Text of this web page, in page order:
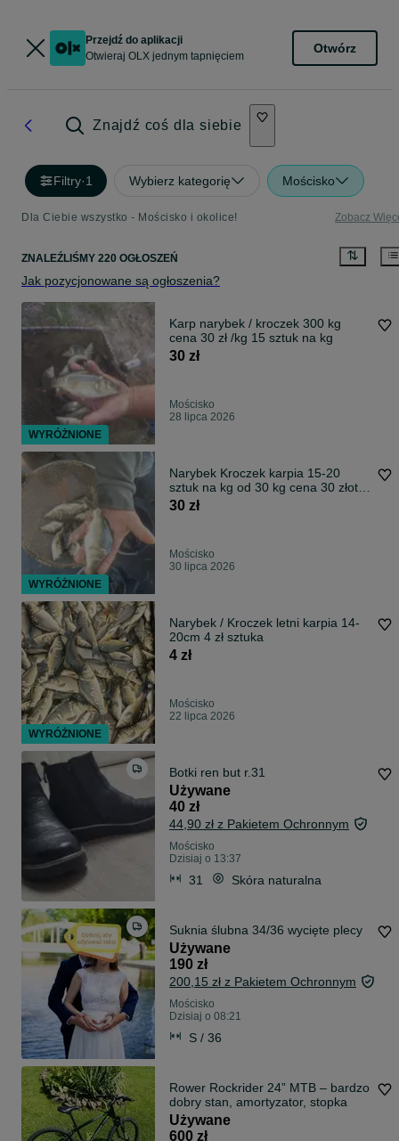
Przejdź do aplikacji
Otwieraj OLX jednym tapnięciem
Otwórz
Znajdź coś dla siebie
Filtry·1 Wybierz kategorię Mościsko
Dla Ciebie wszystko - Mościsko i okolice! Zobacz
ZNALEŹLIŚMY 220 OGŁOSZEŃ
Jak pozycjonowane są ogłoszenia?
Karp narybek / kroczek 300 kg
cena 30 zł /kg 15 sztuk na kg
30 zł
Mościsko
28 lipca 2026
Narybek Kroczek karpia 15-20
sztuk na kg od 30 kg cena 30 złoty
kg
30 zł
Mościsko
30 lipca 2026
Narybek / Kroczek letni karpia 14-
20cm 4 zł sztuka
4 zł
Mościsko
22 lipca 2026
Botki ren but r.31
Używane
40 zł
44,90 zł z Pakietem Ochronnym
Mościsko
Dzisiaj o 13:37
31 Skóra naturalna
Suknia ślubna 34/36 wycięte plecy
Używane
190 zł
200,15 zł z Pakietem Ochronnym
Mościsko
Dzisiaj o 08:21
S / 36
Rower Rockrider 24” MTB – bardzo
dobry stan, amortyzator, stopka
Używane
600 zł
WYRÓŻNIONE
WYRÓŻNIONE
WYRÓŻNIONE